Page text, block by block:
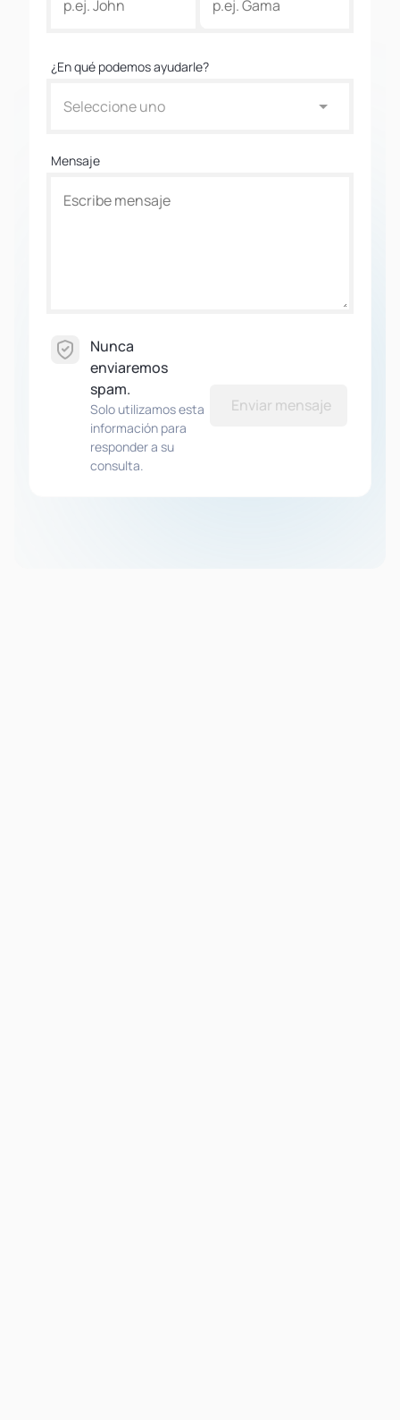
¿En qué podemos ayudarle?
Seleccione uno
Mensaje
Nunca
enviaremos
spam.
Solo utilizamos esta
información para
responder a su
consulta.
Enviar mensaje